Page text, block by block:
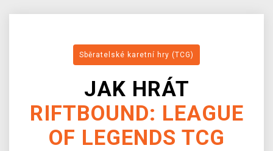
DOPRAVA
XZONE KLUB
Sběratelské karetní hry (TCG)
JAK HRÁT
RIFTBOUND: LEAGUE
OF LEGENDS TCG